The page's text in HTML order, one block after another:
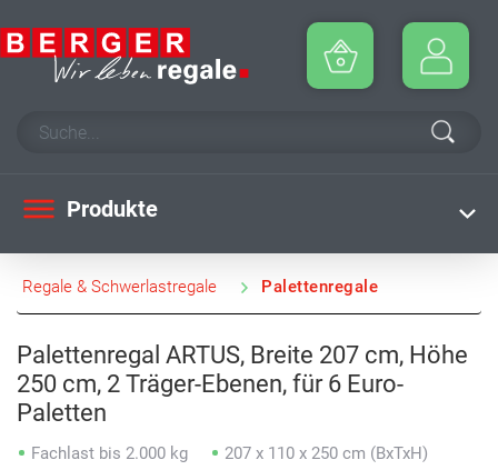
Produkte
Regale & Schwerlastregale Palettenregale
Palettenregal ARTUS, Breite 207 cm, Höhe
250 cm, 2 Träger-Ebenen, für 6 Euro-
Paletten
Fachlast bis 2.000 kg
207 x 110 x 250 cm (BxTxH)